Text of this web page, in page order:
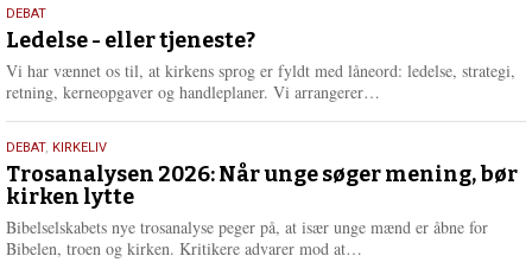
e
e
10.
juni
2026
DEBAT
Ledelse - eller tjeneste?
Vi har vænnet os til, at kirkens sprog er fyldt med låneord: ledelse, strategi,
retning, kerneopgaver og handleplaner. Vi arrangerer…
e
2.
juni
2026
DEBAT, KIRKELIV
Trosanalysen 2026: Når unge søger mening, bør
kirken lytte
Bibelselskabets nye trosanalyse peger på, at især unge mænd er åbne for
Bibelen, troen og kirken. Kritikere advarer mod at…